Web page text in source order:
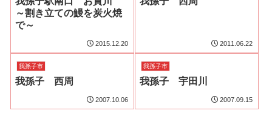
～割き立ての鰻を炭火焼
で～
2015.12.20 2011.06.22
我孫子市
我孫子 西周
2007.10.06
我孫子市
我孫子 宇田川
2007.09.15